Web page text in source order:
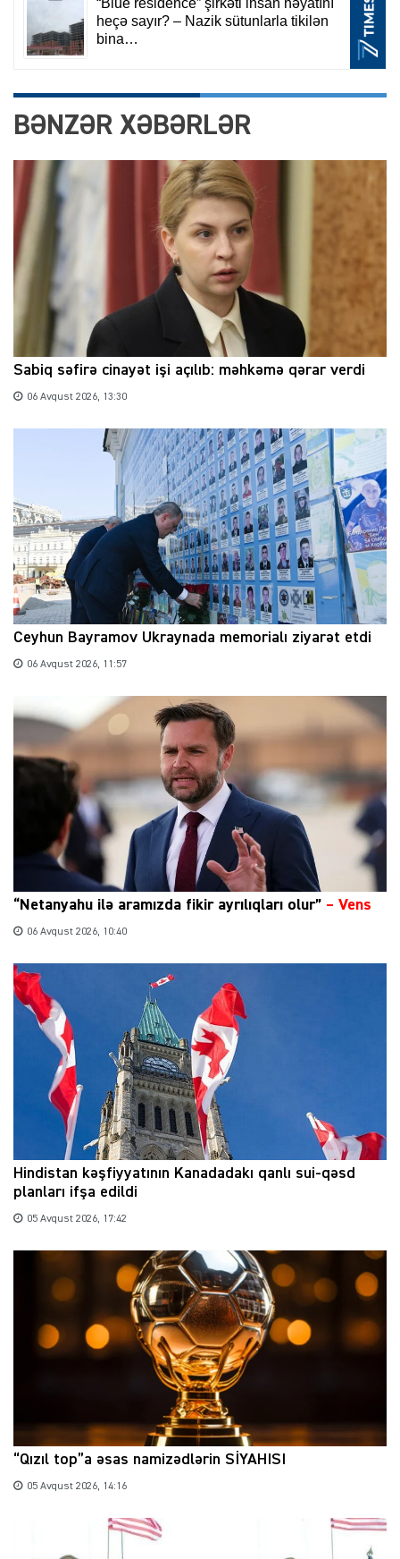
BƏNZƏR XƏBƏRLƏR
Sabiq səfirə cinayət işi açılıb: məhkəmə qərar verdi
06 Avqust 2026, 13:30
Ceyhun Bayramov Ukraynada memorialı ziyarət etdi
06 Avqust 2026, 11:57
“Netanyahu ilə aramızda fikir ayrılıqları olur” – Vens
06 Avqust 2026, 10:40
Hindistan kəşfiyyatının Kanadadakı qanlı sui-qəsd
planları ifşa edildi
05 Avqust 2026, 17:42
“Qızıl top”a əsas namizədlərin SİYAHISI
05 Avqust 2026, 14:16